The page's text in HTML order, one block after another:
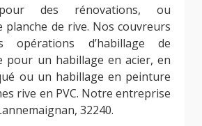
des rénovations, ou
planche de rive. Nos couvreurs
opérations d’habillage de
pour un habillage en acier, en
ou un habillage en peinture
rive en PVC. Notre entreprise
32240.